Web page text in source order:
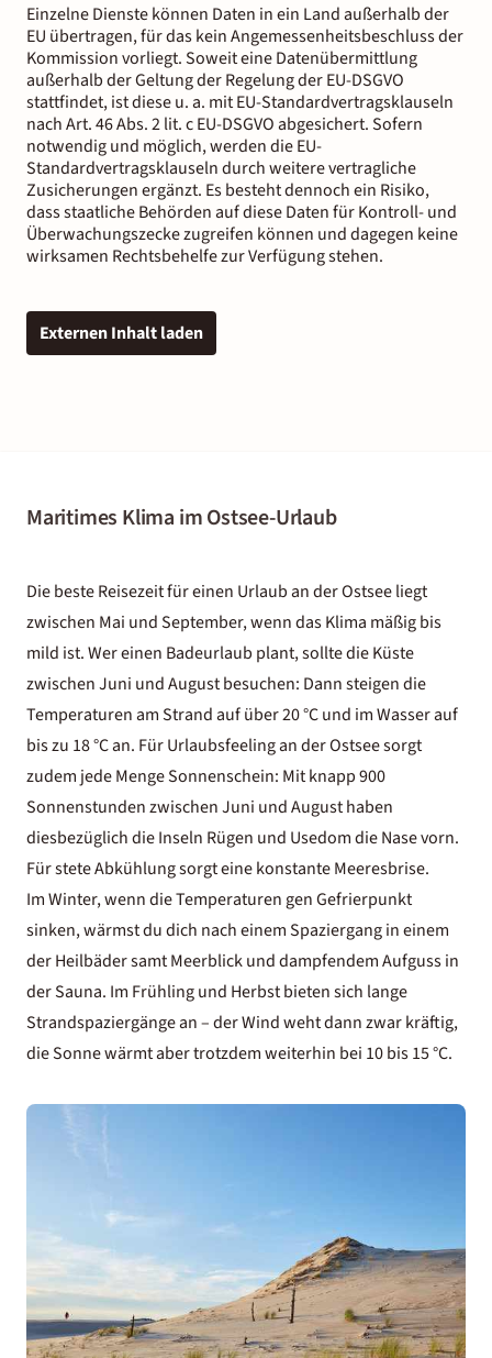
Einzelne Dienste können Daten in ein Land außerhalb der
EU übertragen, für das kein Angemessenheitsbeschluss der
Kommission vorliegt. Soweit eine Datenübermittlung
außerhalb der Geltung der Regelung der EU-DSGVO
stattfindet, ist diese u. a. mit EU-Standardvertragsklauseln
nach Art. 46 Abs. 2 lit. c EU-DSGVO abgesichert. Sofern
notwendig und möglich, werden die EU-
Standardvertragsklauseln durch weitere vertragliche
Zusicherungen ergänzt. Es besteht dennoch ein Risiko,
dass staatliche Behörden auf diese Daten für Kontroll- und
Überwachungszecke zugreifen können und dagegen keine
wirksamen Rechtsbehelfe zur Verfügung stehen.
Externen Inhalt laden
Maritimes Klima im Ostsee-Urlaub
Die beste Reisezeit für einen Urlaub an der Ostsee liegt
zwischen Mai und September, wenn das Klima mäßig bis
mild ist. Wer einen Badeurlaub plant, sollte die Küste
zwischen Juni und August besuchen: Dann steigen die
Temperaturen am Strand auf über 20 °C und im Wasser auf
bis zu 18 °C an. Für Urlaubsfeeling an der Ostsee sorgt
zudem jede Menge Sonnenschein: Mit knapp 900
Sonnenstunden zwischen Juni und August haben
diesbezüglich die Inseln Rügen und Usedom die Nase vorn.
Für stete Abkühlung sorgt eine konstante Meeresbrise.
Im Winter, wenn die Temperaturen gen Gefrierpunkt
sinken, wärmst du dich nach einem Spaziergang in einem
der Heilbäder samt Meerblick und dampfendem Aufguss in
der Sauna. Im Frühling und Herbst bieten sich lange
Strandspaziergänge an – der Wind weht dann zwar kräftig,
die Sonne wärmt aber trotzdem weiterhin bei 10 bis 15 °C.